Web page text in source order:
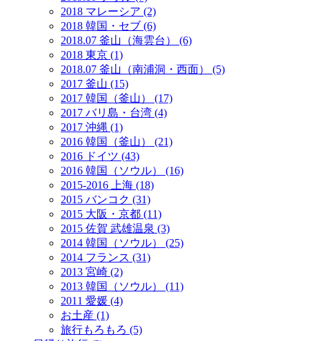
2018 マレーシア (2)
2018 韓国・セブ (6)
2018.07 釜山（海雲台） (6)
2018 東京 (1)
2018.07 釜山（南浦洞・西面） (5)
2017 釜山 (15)
2017 韓国（釜山） (17)
2017 バリ島・台湾 (4)
2017 沖縄 (1)
2016 韓国（釜山） (21)
2016 ドイツ (43)
2016 韓国（ソウル） (16)
2015-2016 上海 (18)
2015 バンコク (31)
2015 大阪・京都 (11)
2015 佐賀 武雄温泉 (3)
2014 韓国（ソウル） (25)
2014 フランス (31)
2013 宮崎 (2)
2013 韓国（ソウル） (11)
2011 愛媛 (4)
お土産 (1)
旅行もろもろ (5)